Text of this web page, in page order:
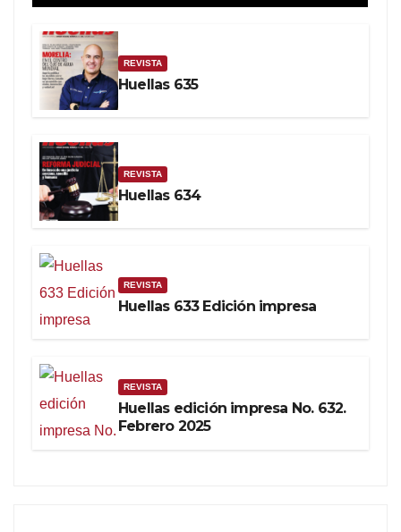
REVISTA
Huellas 635
REVISTA
Huellas 634
REVISTA
Huellas 633 Edición impresa
REVISTA
Huellas edición impresa No. 632.
Febrero 2025